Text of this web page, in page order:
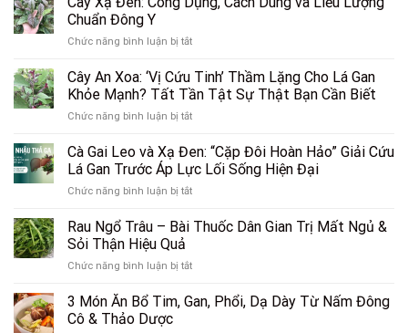
Chuẩn Đông Y
Chức năng bình luận bị tắtở
Xạ
Đen:
Công
Dụng,
Dùng
và
Lượng
Đông
Cây An Xoa: ‘Vị Cứu Tinh’ Thầm Lặng Cho Lá Gan
Khỏe Mạnh? Tất Tần Tật Sự Thật Bạn Cần Biết
Chức năng bình luận bị tắtở
An
Xoa:
‘Vị
Cứu
Thầm
Lá
Khỏe
Cà Gai Leo và Xạ Đen: “Cặp Đôi Hoàn Hảo” Giải Cứu
Lá Gan Trước Áp Lực Lối Sống Hiện Đại
Chức năng bình luận bị tắtở
Gai
Xạ
“Cặp
Rau Ngổ Trâu – Bài Thuốc Dân Gian Trị Mất Ngủ &
Sỏi Thận Hiệu Quả
Chức năng bình luận bị tắtở
Ngổ
Trâu
3 Món Ăn Bổ Tim, Gan, Phổi, Dạ Dày Từ Nấm Đông
Cô & Thảo Dược